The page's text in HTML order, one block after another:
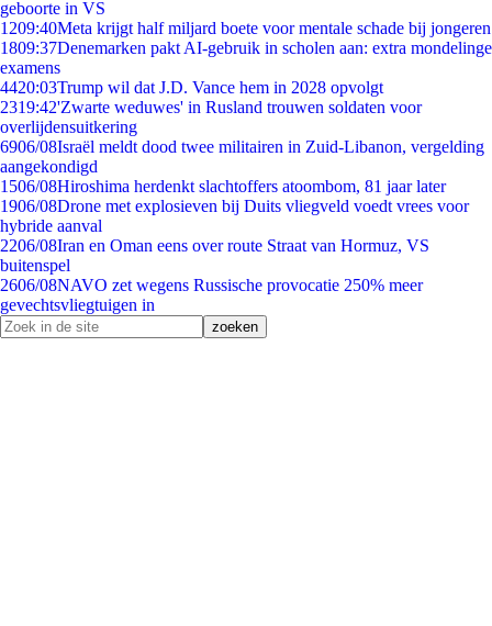
geboorte in VS
1209:40Meta krijgt half miljard boete voor mentale schade bij jongeren
1809:37Denemarken pakt AI-gebruik in scholen aan: extra mondelinge
examens
4420:03Trump wil dat J.D. Vance hem in 2028 opvolgt
2319:42'Zwarte weduwes' in Rusland trouwen soldaten voor
overlijdensuitkering
6906/08Israël meldt dood twee militairen in Zuid-Libanon, vergelding
aangekondigd
1506/08Hiroshima herdenkt slachtoffers atoombom, 81 jaar later
1906/08Drone met explosieven bij Duits vliegveld voedt vrees voor
hybride aanval
2206/08Iran en Oman eens over route Straat van Hormuz, VS
buitenspel
2606/08NAVO zet wegens Russische provocatie 250% meer
gevechtsvliegtuigen in